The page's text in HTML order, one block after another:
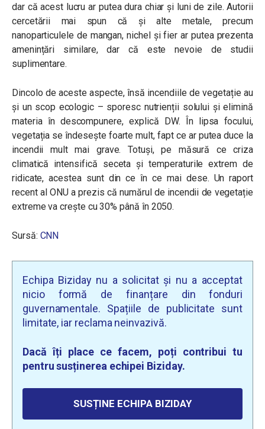
dar că acest lucru ar putea dura chiar și luni de zile. Autorii
cercetării mai spun că și alte metale, precum
nanoparticulele de mangan, nichel și fier ar putea prezenta
amenințări similare, dar că este nevoie de studii
suplimentare.
Dincolo de aceste aspecte, însă incendiile de vegetație au
și un scop ecologic – sporesc nutrienții solului și elimină
materia în descompunere, explică DW. În lipsa focului,
vegetația se îndesește foarte mult, fapt ce ar putea duce la
incendii mult mai grave. Totuși, pe măsură ce criza
climatică intensifică seceta și temperaturile extrem de
ridicate, acestea sunt din ce în ce mai dese. Un raport
recent al ONU a prezis că numărul de incendii de vegetație
extreme va crește cu 30% până în 2050.
Sursă: CNN
Echipa Biziday nu a solicitat și nu a acceptat
nicio formă de finanțare din fonduri
guvernamentale. Spațiile de publicitate sunt
limitate, iar reclama neinvazivă.
Dacă îți place ce facem, poți contribui tu
pentru susținerea echipei Biziday.
SUSȚINE ECHIPA BIZIDAY